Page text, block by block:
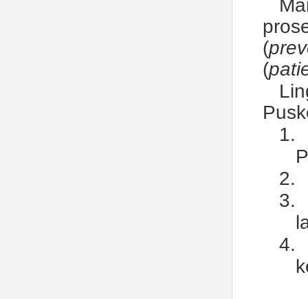
(
(
1.
2.
3.
4.